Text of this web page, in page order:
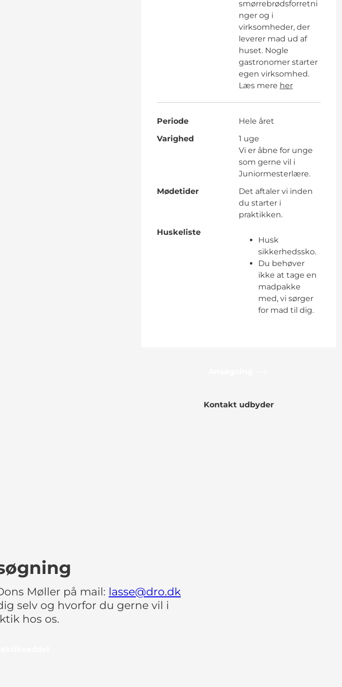
smørrebrødsforretni
nger og i
virksomheder, der
leverer mad ud af
huset. Nogle
gastronomer starter
egen virksomhed.
Læs mere her
Periode
Hele året
Varighed
1 uge
Vi er åbne for unge
som gerne vil i
Juniormesterlære.
Mødetider
Det aftaler vi inden
du starter i
praktikken.
Huskeliste
Husk
sikkerhedssko.
Du behøver
ikke at tage en
madpakke
med, vi sørger
for mad til dig.
Kontakt udbyder
Møller på mail: lasse@dro.dk
selv og hvorfor du gerne vil i
hos os.